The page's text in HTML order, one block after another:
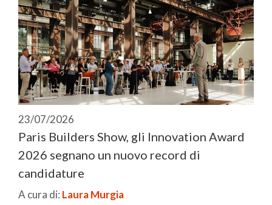
23/07/2026
Paris Builders Show, gli Innovation Award
2026 segnano un nuovo record di
candidature
A cura di: Laura Murgia